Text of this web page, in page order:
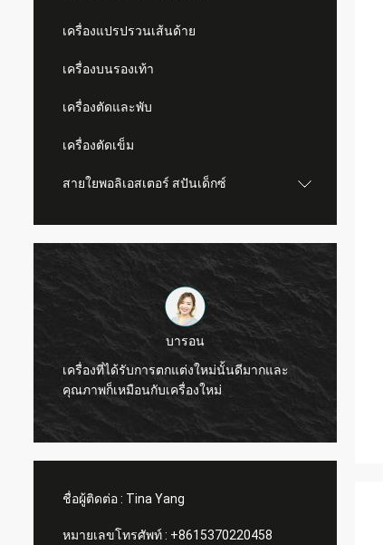
เครื่องแปรปรวนเส้นด้าย
เครื่องบนรองเท้า
เครื่องตัดและพับ
เครื่องตัดเข็ม
สายใยพอลิเอสเตอร์ สปันเด็กซ์
เดนนิส
คุณภาพของเครื่องแจ็คการ์ดนั้นดีมากและได้
รับการแนะนำให้เพื่อน ๆ
ชื่อผู้ติดต่อ : Tina Yang
หมายเลขโทรศัพท์ : +8615370220458